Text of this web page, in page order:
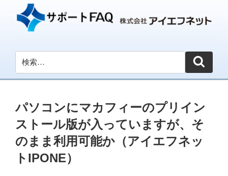
パソコンにマカフィーのプリイン
ストール版が入っていますが、そ
のまま利用可能か（アイエフネッ
トIPONE）